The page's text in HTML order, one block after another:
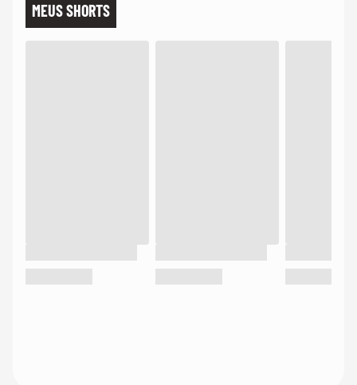
MEUS SHORTS